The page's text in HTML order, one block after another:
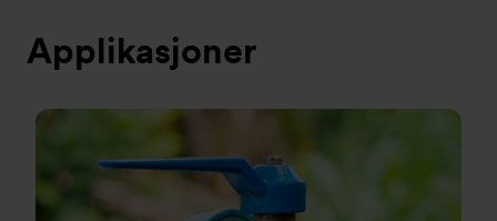
Applikasjoner